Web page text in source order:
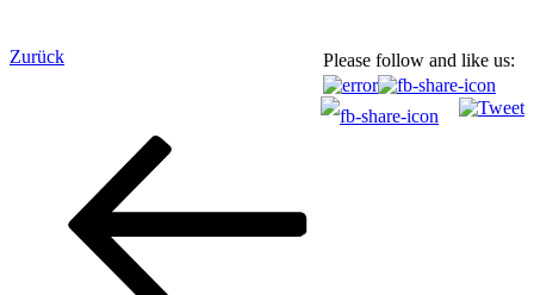
Please follow and like us:
Beitragsnavigation
Vorheriger
Zurück